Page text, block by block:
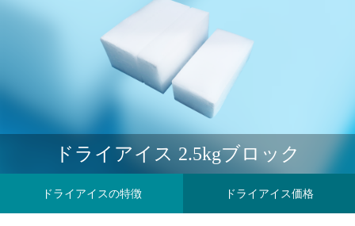
ドライアイス
ドライアイスの販売をしています
ドライアイスで荷物を冷やすには？適切な
量と配置方法を徹底解説
2026.06.30
氷関連 価格改定の
2026.06.29
ドライアイス 2.5kgブロック
ドライアイスの特徴 ドライアイス価格